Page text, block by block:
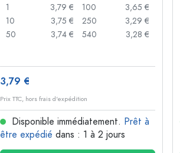
1
3,79 €
10
3,75 €
50
3,74 €
100
3,65 €
250
3,29 €
540
3,28 €
3,79 €
Prix TTC, hors frais d'expédition
Disponible immédiatement. Prêt à
être expédié dans : 1 à 2 jours